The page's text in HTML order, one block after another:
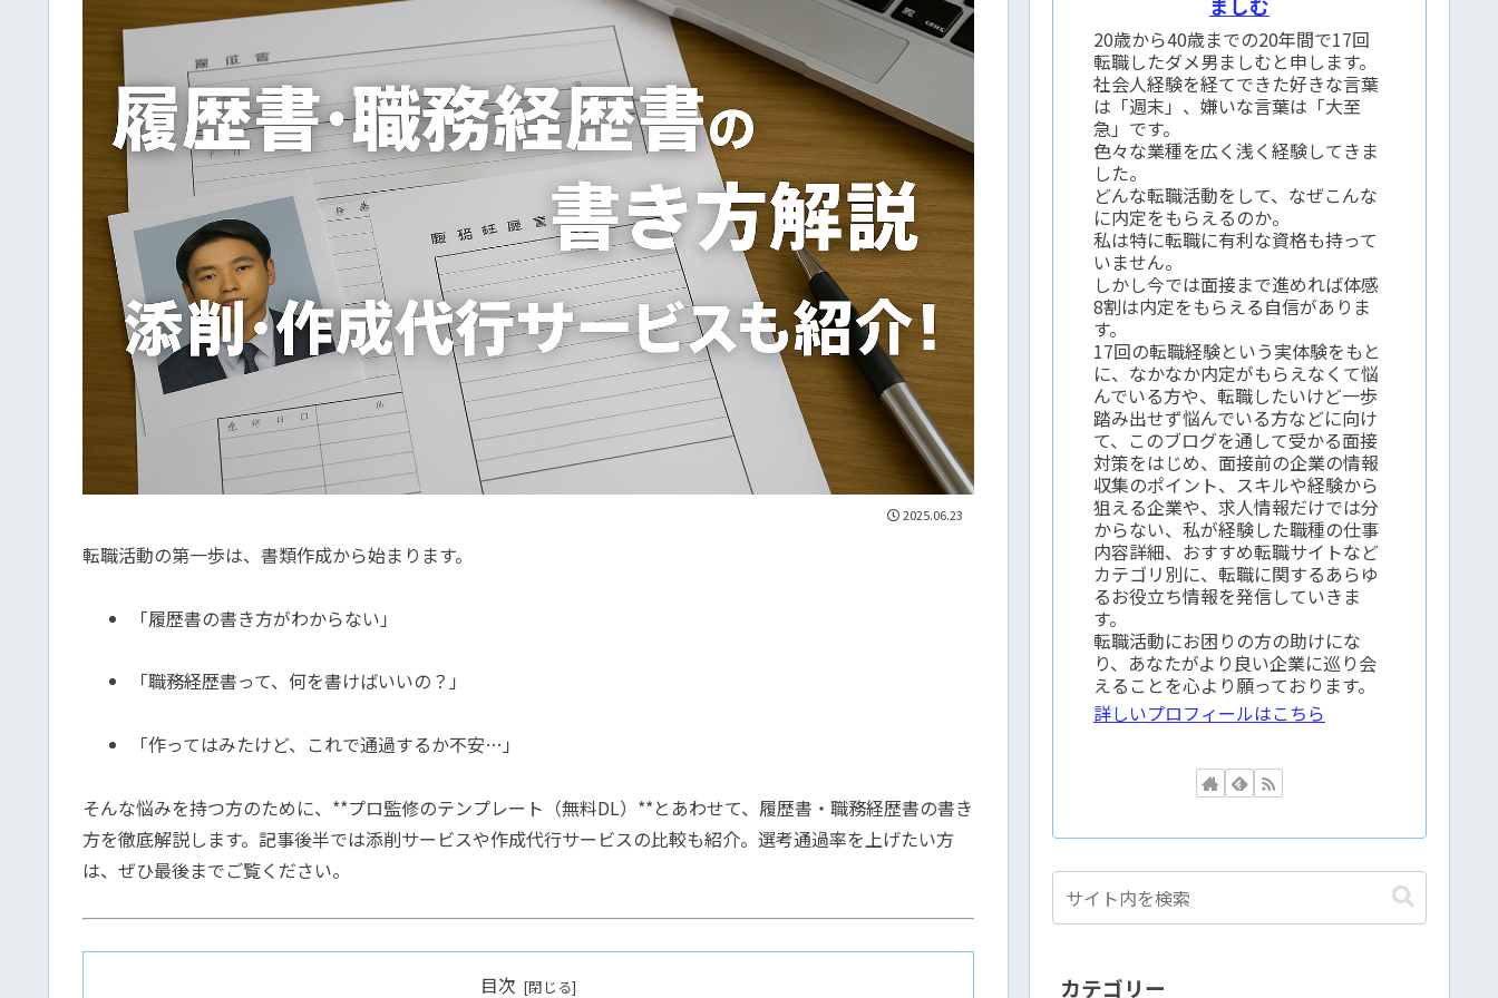
2025.06.23
転職活動の第一歩は、書類作成から始まります。
「履歴書の書き方がわからない」
「職務経歴書って、何を書けばいいの？」
「作ってはみたけど、これで通過するか不安…」
そんな悩みを持つ方のために、**プロ監修のテンプレート（無料DL）**とあわせて、履歴書・職務経歴書の書き
方を徹底解説します。記事後半では添削サービスや作成代行サービスの比較も紹介。選考通過率を上げたい方
は、ぜひ最後までご覧ください。
目次
ましむ
20歳から40歳までの20年間で17回
転職したダメ男ましむと申します。
社会人経験を経てできた好きな言葉
は「週末」、嫌いな言葉は「大至
急」です。
色々な業種を広く浅く経験してきま
した。
どんな転職活動をして、なぜこんな
に内定をもらえるのか。
私は特に転職に有利な資格も持って
いません。
しかし今では面接まで進めれば体感
8割は内定をもらえる自信がありま
す。
17回の転職経験という実体験をもと
に、なかなか内定がもらえなくて悩
んでいる方や、転職したいけど一歩
踏み出せず悩んでいる方などに向け
て、このブログを通して受かる面接
対策をはじめ、面接前の企業の情報
収集のポイント、スキルや経験から
狙える企業や、求人情報だけでは分
からない、私が経験した職種の仕事
内容詳細、おすすめ転職サイトなど
カテゴリ別に、転職に関するあらゆ
るお役立ち情報を発信していきま
す。
転職活動にお困りの方の助けにな
り、あなたがより良い企業に巡り会
えることを心より願っております。
詳しいプロフィールはこちら
カテゴリー